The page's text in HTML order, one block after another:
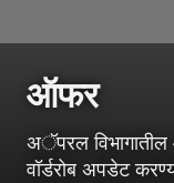
ऑफर
अॅपरल
वॉर्डरोब अपडेट